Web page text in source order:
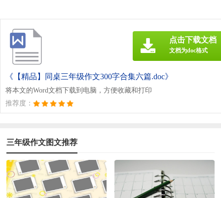
《【精品】同桌三年级作文300字合集六篇.doc》
将本文的Word文档下载到电脑，方便收藏和打印
推荐度：
点击下载文档
文档为doc格式
三年级作文图文推荐